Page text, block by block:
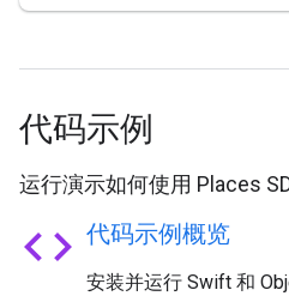
代码示例
运行演示如何使用 Places
code 代码示例概览
安装并运行 Swift 和